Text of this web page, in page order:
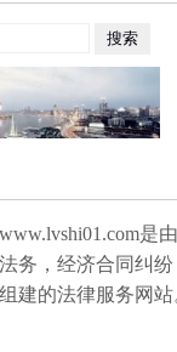
www.lvshi01.com是
务，经济合同纠
建的法律服务网站